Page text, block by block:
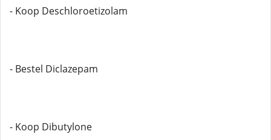
- Koop Deschloroetizolam
- Bestel Diclazepam
- Koop Dibutylone